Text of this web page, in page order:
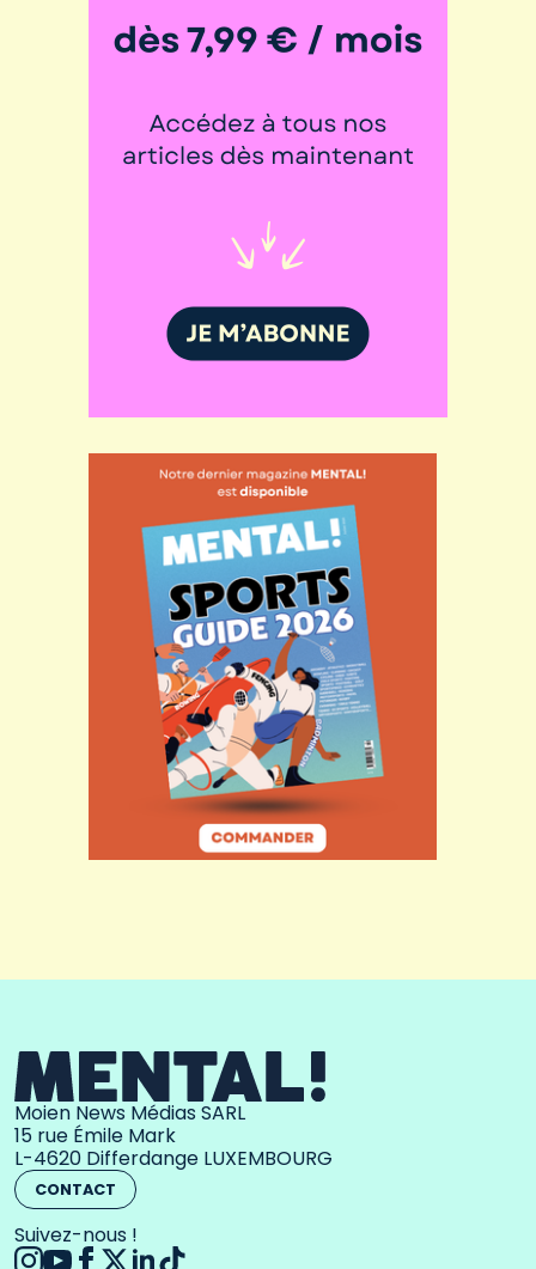
Moien News Médias SARL
15 rue Émile Mark
L-4620 Differdange LUXEMBOURG
CONTACT
Suivez-nous !